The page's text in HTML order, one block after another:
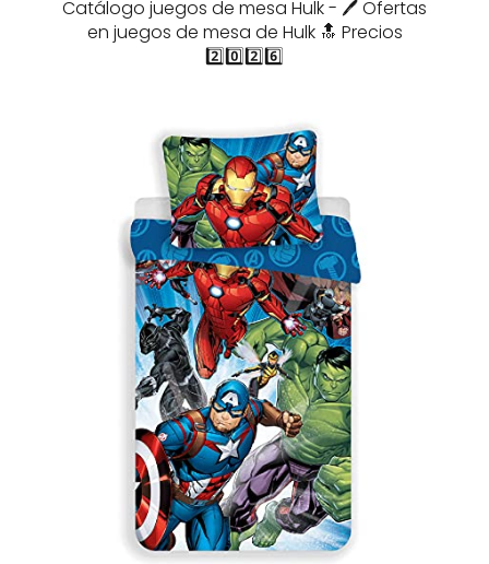
Catálogo juegos de mesa Hulk - 🖊️ Ofertas
en juegos de mesa de Hulk 🔝 Precios
2️⃣0️⃣2️⃣6️⃣